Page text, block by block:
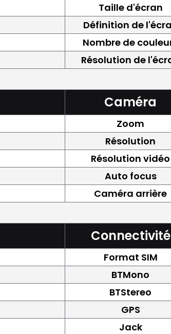
Taille d'écran
Définition de
Nombre de
Résolution de
Caméra
Zoom
Résolution
Résolution vidéo
Auto focus
Caméra arrière
Connectivité
Format SIM
BTMono
BTStereo
GPS
Jack